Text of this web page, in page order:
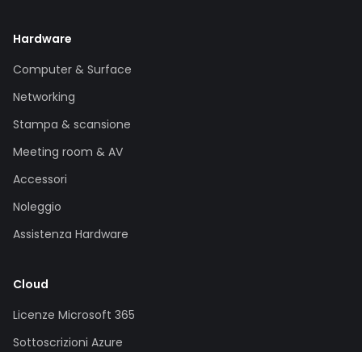
Hardware
Computer & Surface
Networking
Stampa & scansione
Meeting room & AV
Accessori
Noleggio
Assistenza Hardware
Cloud
Licenze Microsoft 365
Sottoscrizioni Azure